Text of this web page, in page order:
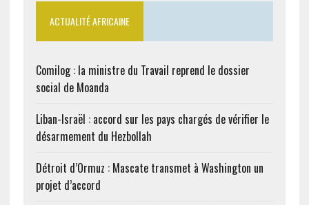
ACTUALITÉ AFRICAINE
Comilog : la ministre du Travail reprend le dossier
social de Moanda
Liban-Israël : accord sur les pays chargés de vérifier le
désarmement du Hezbollah
Détroit d’Ormuz : Mascate transmet à Washington un
projet d’accord